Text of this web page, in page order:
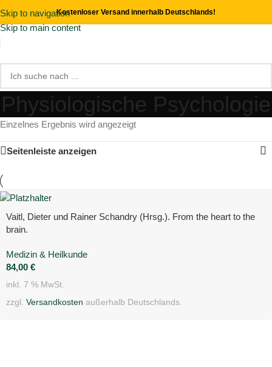
Skip to navigation
Skip to main content
Kostenloser Versand innerhalb Deutschlands!
Physiologische Psychologie
Einzelnes Ergebnis wird angezeigt
Seitenleiste anzeigen
Vaitl, Dieter und Rainer Schandry (Hrsg.). From the heart to the
brain.
Medizin & Heilkunde
84,00 €
inkl. 7 % MwSt.
zzgl. Versandkosten außerhalb Deutschlands.